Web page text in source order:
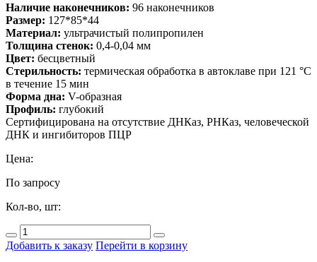
Наличие наконечников: 96 наконечников
Размер: 127*85*44
Материал: ультрачистый полипропилен
Толщина стенок: 0,4-0,04 мм
Цвет: бесцветный
Стерильность: термическая обработка в автоклаве при 121 °C
в течение 15 мин
Форма дна: V-образная
Профиль: глубокий
Сертифицирована на отсутствие ДНКаз, РНКаз, человеческой
ДНК и ингибиторов ПЦР
Цена:
По запросу
Кол-во, шт:
Добавить к заказу Перейти в корзину